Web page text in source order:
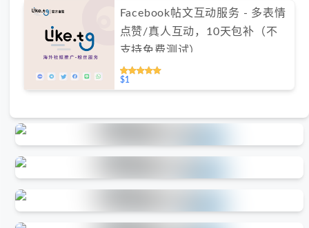
Facebook帖文互动服务 - 多表情
点赞/真人互动，10天包补（不
支持免费测试）
$1